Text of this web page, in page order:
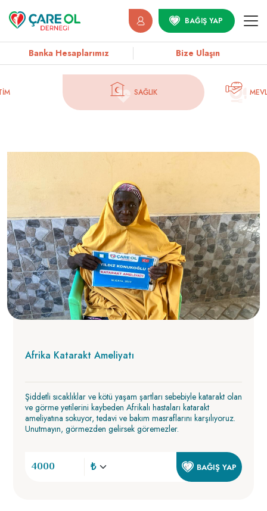
BAĞIŞ YAP
Banka Hesaplarımız Bize Ulaşın
SAĞLIK
Afrika Katarakt Ameliyatı
Şiddetli sıcaklıklar ve kötü yaşam şartları sebebiyle katarakt olan
ve görme yetilerini kaybeden Afrikalı hastaları katarakt
ameliyatına sokuyor, tedavi ve bakım masraflarını karşılıyoruz.
Unutmayın, görmezden gelirsek göremezler.
BAĞIŞ YAP